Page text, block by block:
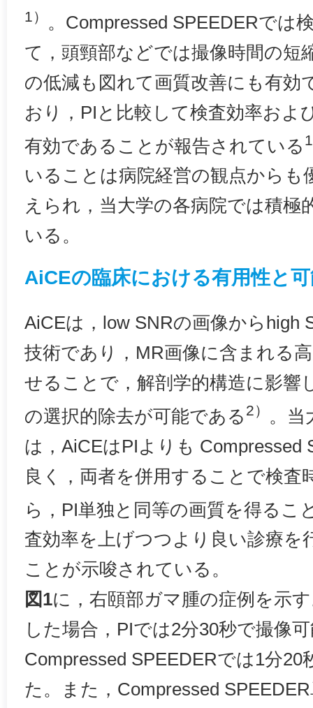
1）
。Compressed SPEEDERでは
て，頭頸部などでは撮像時間の短
の低減も図れて画質改善にも有効
おり，PIと比較して検査効率およ
有効であることが報告されている
いることは病院経営の観点からも
えられ，当大学の各病院では積極
いる。
AiCEの臨床における有用性と
AiCEは，low SNRの画像からhigh
技術であり，MR画像に含まれる
せることで，解剖学的構造に影響
の選択的除去が可能である 2）
。当
は，AiCEはPIよりも Compressed
良く，両者を併用することで検査
ら，PI単独と同等の画質を得るこ
査効率を上げつつより良い診療を
ことが示唆されている。
図1に，右頤部ガマ腫の症例を示
した場合，PIでは2分30秒で撮像
Compressed SPEEDERでは1分20
た。また，Compressed